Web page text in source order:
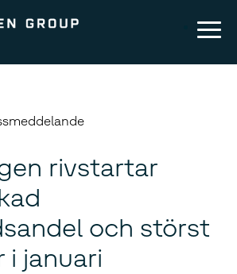
rivstartar
och störst
i januari